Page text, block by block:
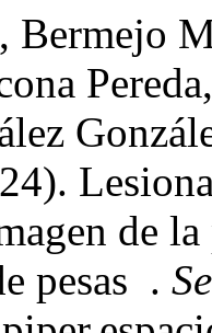
Bermejo
de
pesas .